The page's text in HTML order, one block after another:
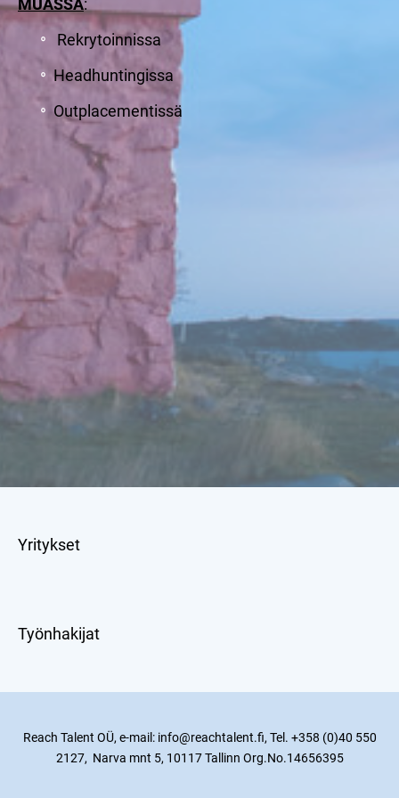
Rekrytoinnissa
Headhuntingissa
Outplacementissä
Yritykset
Työnhakijat
Reach Talent OÜ, e-mail: info@reachtalent.fi, Tel. +358 (0)40 550
2127, Narva mnt 5, 10117 Tallinn Org.No.14656395